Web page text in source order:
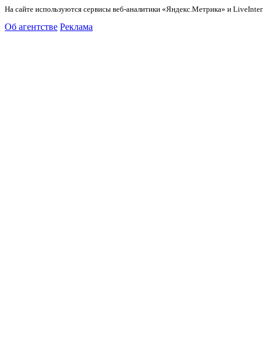
На сайте используются сервисы веб-аналитики «Яндекс.Метрика» и
Об агентстве Реклама